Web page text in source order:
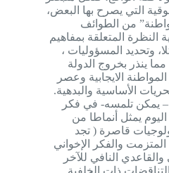
التي يصرح بها البعض،
من الطوائف
النظرة المتعلقة بمفاهيم
وتحديد المسؤوليات ،
ينذر بخروج الدولة
الايجابية وعصر
الأساسية والبدهية.
يمكن تلمسه- في فكر
يمثل أنماطا من
قاصرة ( تجد
والفكر الإخواني
النافي للآخر